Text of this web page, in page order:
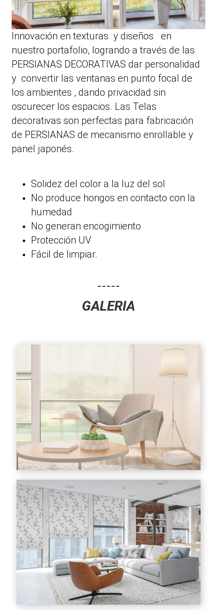
Innovación en texturas y diseños en
nuestro portafolio, logrando a través de las
PERSIANAS DECORATIVAS dar personalidad
y convertir las ventanas en punto focal de
los ambientes , dando privacidad sin
oscurecer los espacios. Las Telas
decorativas son perfectas para fabricación
de PERSIANAS de mecanismo enrollable y
panel japonés.
Solidez del color a la luz del sol
No produce hongos en contacto con la
humedad
No generan encogimiento
Protección UV
Fácil de limpiar.
GALERIA